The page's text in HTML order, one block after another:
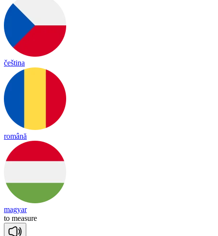
čeština
română
magyar
to measure